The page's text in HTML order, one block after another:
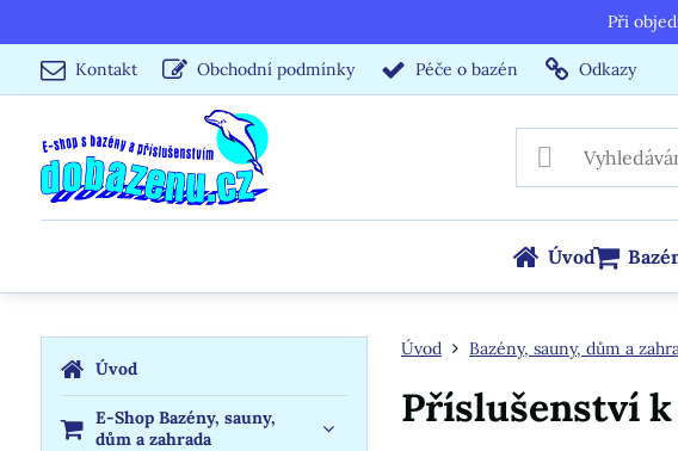
Při
Kontakt Obchodní podmínky Péče o bazén Odkazy
Úvod
Úvod Bazény, sauny, dům a
Příslušenství
Úvod
E-Shop Bazény, sauny,
dům a zahrada